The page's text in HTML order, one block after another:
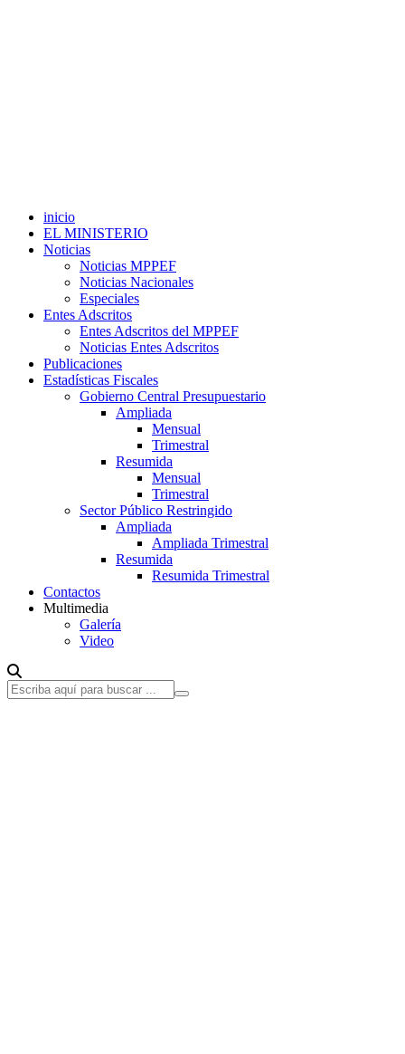
inicio
EL MINISTERIO
Noticias
Noticias MPPEF
Noticias Nacionales
Especiales
Entes Adscritos
Entes Adscritos del MPPEF
Noticias Entes Adscritos
Publicaciones
Estadísticas Fiscales
Gobierno Central Presupuestario
Ampliada
Mensual
Trimestral
Resumida
Mensual
Trimestral
Sector Público Restringido
Ampliada
Ampliada Trimestral
Resumida
Resumida Trimestral
Contactos
Multimedia
Galería
Video